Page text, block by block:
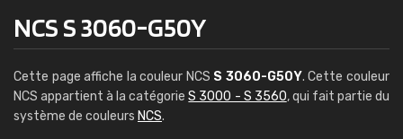
NCS S 3060-G50Y
Cette page affiche la couleur NCS S 3060-G50Y. Cette couleur
NCS appartient à la catégorieS 3000 - S 3560, qui fait partie du
système de couleurs NCS.